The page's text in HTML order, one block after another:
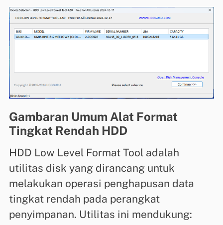
Gambaran Umum Alat Format
Tingkat Rendah HDD
HDD Low Level Format Tool adalah
utilitas disk yang dirancang untuk
melakukan operasi penghapusan data
tingkat rendah pada perangkat
penyimpanan. Utilitas ini mendukung: